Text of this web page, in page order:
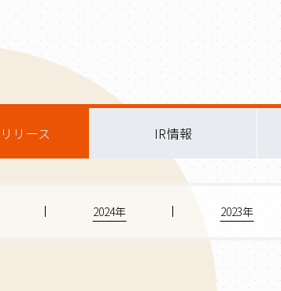
リース IR情報
2024年 2023年